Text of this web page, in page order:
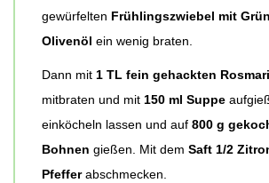
gewürfelten Frühlingszwiebel mit Grün
Olivenöl ein wenig braten.
Dann mit 1 TL fein gehackten
mitbraten und mit 150 ml Suppe
einköcheln lassen und auf 800 g
Bohnen gießen. Mit dem Saft 1/2
Pfefferabschmecken.